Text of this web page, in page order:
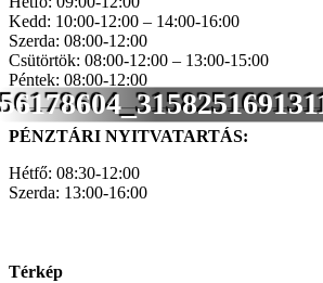
Kedd: 10:00-12:00 – 14:00-16:00
Szerda: 08:00-12:00
Csütörtök: 08:00-12:00 – 13:00-15:00
Péntek: 08:00-12:00
PÉNZTÁRI NYITVATARTÁS:
Hétfő: 08:30-12:00
Szerda: 13:00-16:00
Térkép